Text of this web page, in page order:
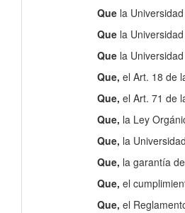
Que la
Que la
Que la
Que, el Art. 18 de
Que, el Art. 71 de
Que, la Ley
Que, la
Que, la garantía
Que, el
Que, el